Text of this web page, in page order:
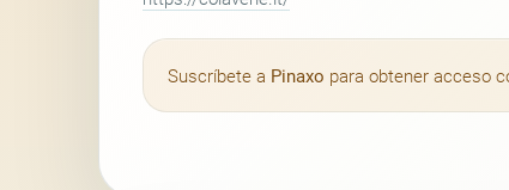
Suscríbete a Pinaxo para obtener acceso